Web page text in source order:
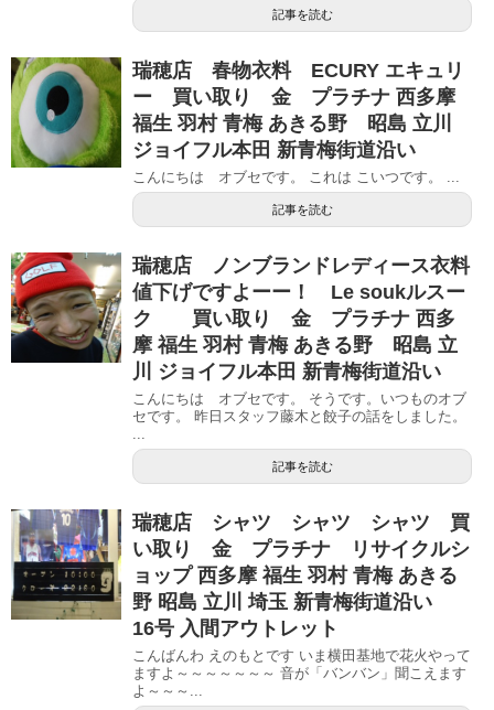
記事を読む
瑞穂店 春物衣料 ECURY エキュリ
ー 買い取り 金 プラチナ 西多摩
福生 羽村 青梅 あきる野 昭島 立川
ジョイフル本田 新青梅街道沿い
こんにちは オブセです。 これは こいつです。 ...
記事を読む
瑞穂店 ノンブランドレディース衣料
値下げですよーー！ Le soukルスー
ク 買い取り 金 プラチナ 西多
摩 福生 羽村 青梅 あきる野 昭島 立
川 ジョイフル本田 新青梅街道沿い
こんにちは オブセです。 そうです。いつものオブ
セです。 昨日スタッフ藤木と餃子の話をしました。
記事を読む
瑞穂店 シャツ シャツ シャツ 買
い取り 金 プラチナ リサイクルシ
ョップ 西多摩 福生 羽村 青梅 あきる
野 昭島 立川 埼玉 新青梅街道沿い
16号 入間アウトレット
こんばんわ えのもとです いま横田基地で花火やって
ますよ～～～～～～～ 音が「バンバン」聞こえます
よ～～～...